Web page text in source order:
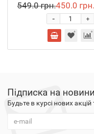
549.0 грн.450.0 грн.
+
-
Підписка на новини
Будьте в курсі нових